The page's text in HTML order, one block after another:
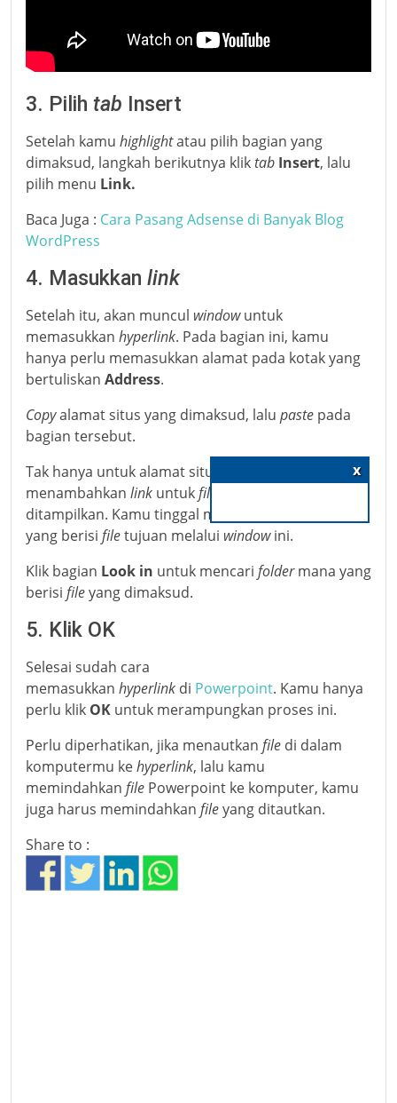
3. Pilih tab Insert
Setelah kamu highlightatau pilih bagian yang
dimaksud, langkah berikutnya kliktab Insert, lalu
pilih menu Link.
Baca Juga : Cara Pasang Adsense di Banyak Blog
WordPress
4. Masukkan link
Setelah itu, akan muncul windowuntuk
memasukkan hyperlink. Pada bagian ini, kamu
hanya perlu memasukkan alamat pada kotak yang
bertuliskan Address.
Copyalamat situs yang dimaksud, lalu paste pada
bagian tersebut.
Tak hanya untuk alamat situs, kamu juga bisa
menambahkan link untukfile
ditampilkan. Kamu tinggal memilih
yang berisi filetujuan melalui windowini.
Klik bagian Look in untuk mencari foldermana yang
berisi fileyang dimaksud.
5. Klik OK
Selesai sudah cara
memasukkan hyperlink di Powerpoint. Kamu hanya
perlu klik OK untuk merampungkan proses ini.
Perlu diperhatikan, jika menautkan file di dalam
komputermu kehyperlink, lalu kamu
memindahkan file Powerpoint ke komputer, kamu
juga harus memindahkan fileyang ditautkan.
Share to :
X